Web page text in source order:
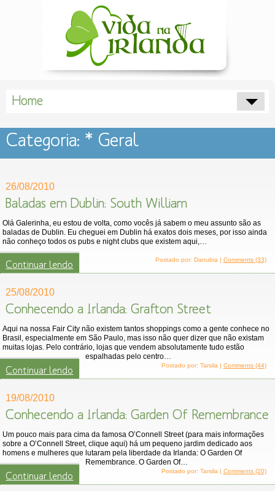
Home
Categoria: * Geral
26/08/2010
Baladas em Dublin: South William
Olá Galerinha, eu estou de volta, como vocês já sabem o meu assunto são as
baladas de Dublin. Eu cheguei em Dublin há exatos dois meses, por isso ainda
não conheço todos os pubs e night clubs que existem aqui,…
Continuar lendo Postado por: Danubia | Comments (33)
25/08/2010
Conhecendo a Irlanda: Grafton Street
Aqui na nossa Fair City não existem tantos shoppings como a gente conhece no
Brasil, especialmente em São Paulo, mas isso não quer dizer que não existam
muitas lojas. Pelo contrário, lojas que vendem absolutamente tudo estão
espalhadas pelo centro…
Continuar lendo Postado por: Tarsila | Comments (44)
19/08/2010
Conhecendo a Irlanda: Garden Of Remembrance
Um pouco mais para cima da famosa O’Connell Street (para mais informações
sobre a O’Connell Street, clique aqui) há um pequeno jardim dedicado aos
homens e mulheres que lutaram pela liberdade da Irlanda: O Garden Of
Remembrance. O Garden Of…
Continuar lendo Postado por: Tarsila | Comments (20)